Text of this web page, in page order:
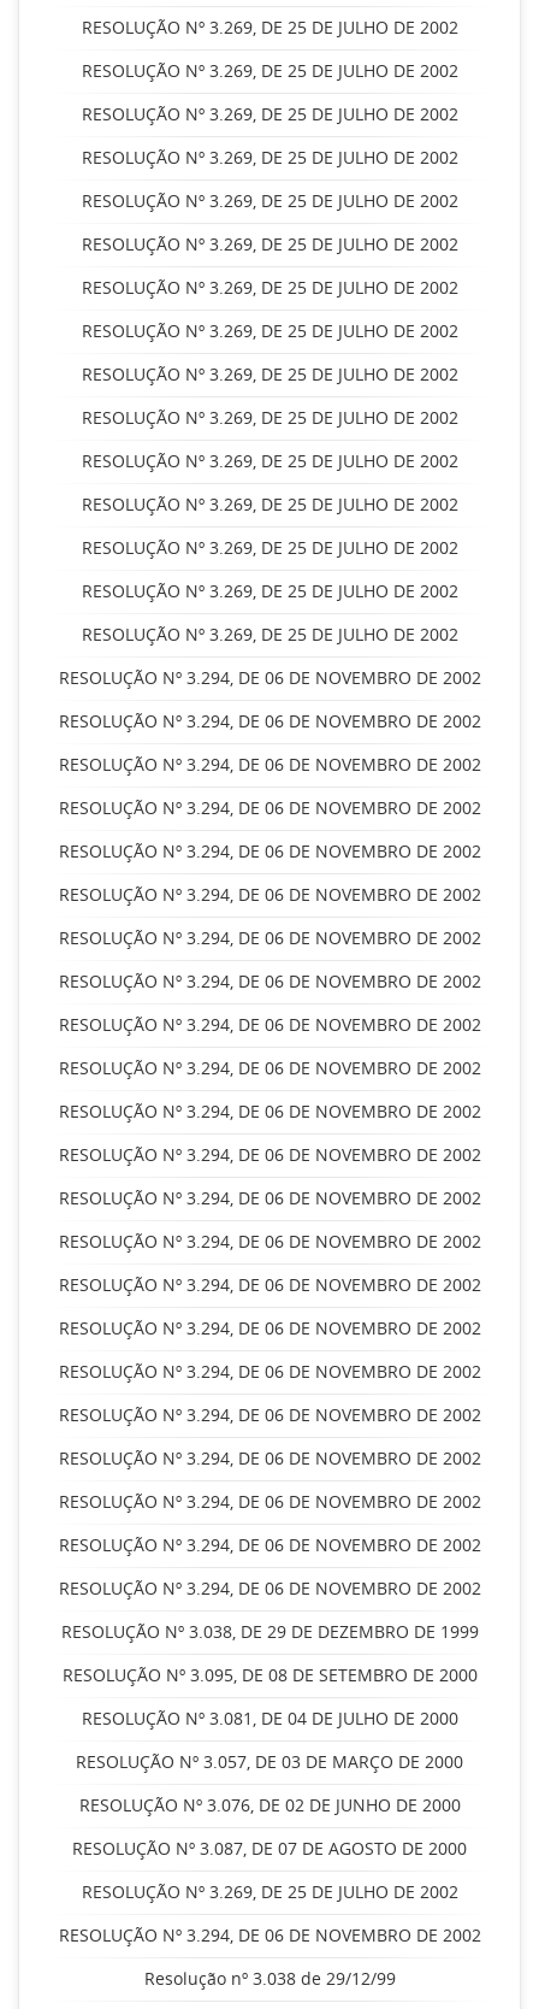
RESOLUÇÃO Nº 3.269, DE 25 DE JULHO DE 2002
RESOLUÇÃO Nº 3.269, DE 25 DE JULHO DE 2002
RESOLUÇÃO Nº 3.269, DE 25 DE JULHO DE 2002
RESOLUÇÃO Nº 3.269, DE 25 DE JULHO DE 2002
RESOLUÇÃO Nº 3.269, DE 25 DE JULHO DE 2002
RESOLUÇÃO Nº 3.269, DE 25 DE JULHO DE 2002
RESOLUÇÃO Nº 3.269, DE 25 DE JULHO DE 2002
RESOLUÇÃO Nº 3.269, DE 25 DE JULHO DE 2002
RESOLUÇÃO Nº 3.269, DE 25 DE JULHO DE 2002
RESOLUÇÃO Nº 3.269, DE 25 DE JULHO DE 2002
RESOLUÇÃO Nº 3.269, DE 25 DE JULHO DE 2002
RESOLUÇÃO Nº 3.269, DE 25 DE JULHO DE 2002
RESOLUÇÃO Nº 3.269, DE 25 DE JULHO DE 2002
RESOLUÇÃO Nº 3.269, DE 25 DE JULHO DE 2002
RESOLUÇÃO Nº 3.269, DE 25 DE JULHO DE 2002
RESOLUÇÃO Nº 3.294, DE 06 DE NOVEMBRO DE 2002
RESOLUÇÃO Nº 3.294, DE 06 DE NOVEMBRO DE 2002
RESOLUÇÃO Nº 3.294, DE 06 DE NOVEMBRO DE 2002
RESOLUÇÃO Nº 3.294, DE 06 DE NOVEMBRO DE 2002
RESOLUÇÃO Nº 3.294, DE 06 DE NOVEMBRO DE 2002
RESOLUÇÃO Nº 3.294, DE 06 DE NOVEMBRO DE 2002
RESOLUÇÃO Nº 3.294, DE 06 DE NOVEMBRO DE 2002
RESOLUÇÃO Nº 3.294, DE 06 DE NOVEMBRO DE 2002
RESOLUÇÃO Nº 3.294, DE 06 DE NOVEMBRO DE 2002
RESOLUÇÃO Nº 3.294, DE 06 DE NOVEMBRO DE 2002
RESOLUÇÃO Nº 3.294, DE 06 DE NOVEMBRO DE 2002
RESOLUÇÃO Nº 3.294, DE 06 DE NOVEMBRO DE 2002
RESOLUÇÃO Nº 3.294, DE 06 DE NOVEMBRO DE 2002
RESOLUÇÃO Nº 3.294, DE 06 DE NOVEMBRO DE 2002
RESOLUÇÃO Nº 3.294, DE 06 DE NOVEMBRO DE 2002
RESOLUÇÃO Nº 3.294, DE 06 DE NOVEMBRO DE 2002
RESOLUÇÃO Nº 3.294, DE 06 DE NOVEMBRO DE 2002
RESOLUÇÃO Nº 3.294, DE 06 DE NOVEMBRO DE 2002
RESOLUÇÃO Nº 3.294, DE 06 DE NOVEMBRO DE 2002
RESOLUÇÃO Nº 3.294, DE 06 DE NOVEMBRO DE 2002
RESOLUÇÃO Nº 3.294, DE 06 DE NOVEMBRO DE 2002
RESOLUÇÃO Nº 3.294, DE 06 DE NOVEMBRO DE 2002
RESOLUÇÃO Nº 3.038, DE 29 DE DEZEMBRO DE 1999
RESOLUÇÃO Nº 3.095, DE 08 DE SETEMBRO DE 2000
RESOLUÇÃO Nº 3.081, DE 04 DE JULHO DE 2000
RESOLUÇÃO Nº 3.057, DE 03 DE MARÇO DE 2000
RESOLUÇÃO Nº 3.076, DE 02 DE JUNHO DE 2000
RESOLUÇÃO Nº 3.087, DE 07 DE AGOSTO DE 2000
RESOLUÇÃO Nº 3.269, DE 25 DE JULHO DE 2002
RESOLUÇÃO Nº 3.294, DE 06 DE NOVEMBRO DE 2002
Resolução nº 3.038 de 29/12/99